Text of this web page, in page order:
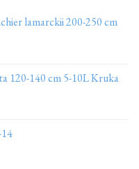
lamarckii 200-250 cm
120-140 cm 5-10L Kruka